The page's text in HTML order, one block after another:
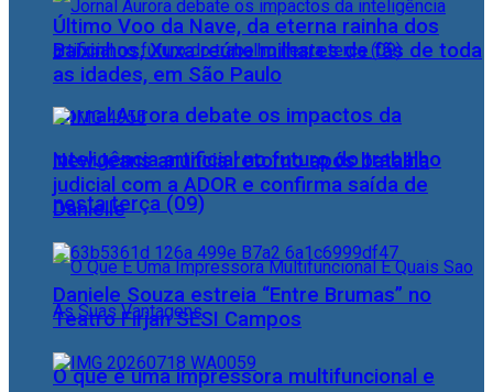
Jornal Aurora debate os impactos da
inteligência artificial no futuro do trabalho
nesta terça (09)
O que é uma impressora multifuncional e
Último Voo da Nave, da eterna rainha dos
Baixinhos, Xuxa reúne milhares de fãs de toda
as idades, em São Paulo
NewJeans anuncia retorno após batalha
judicial com a ADOR e confirma saída de
Danielle
Daniele Souza estreia “Entre Brumas” no
Teatro Firjan SESI Campos